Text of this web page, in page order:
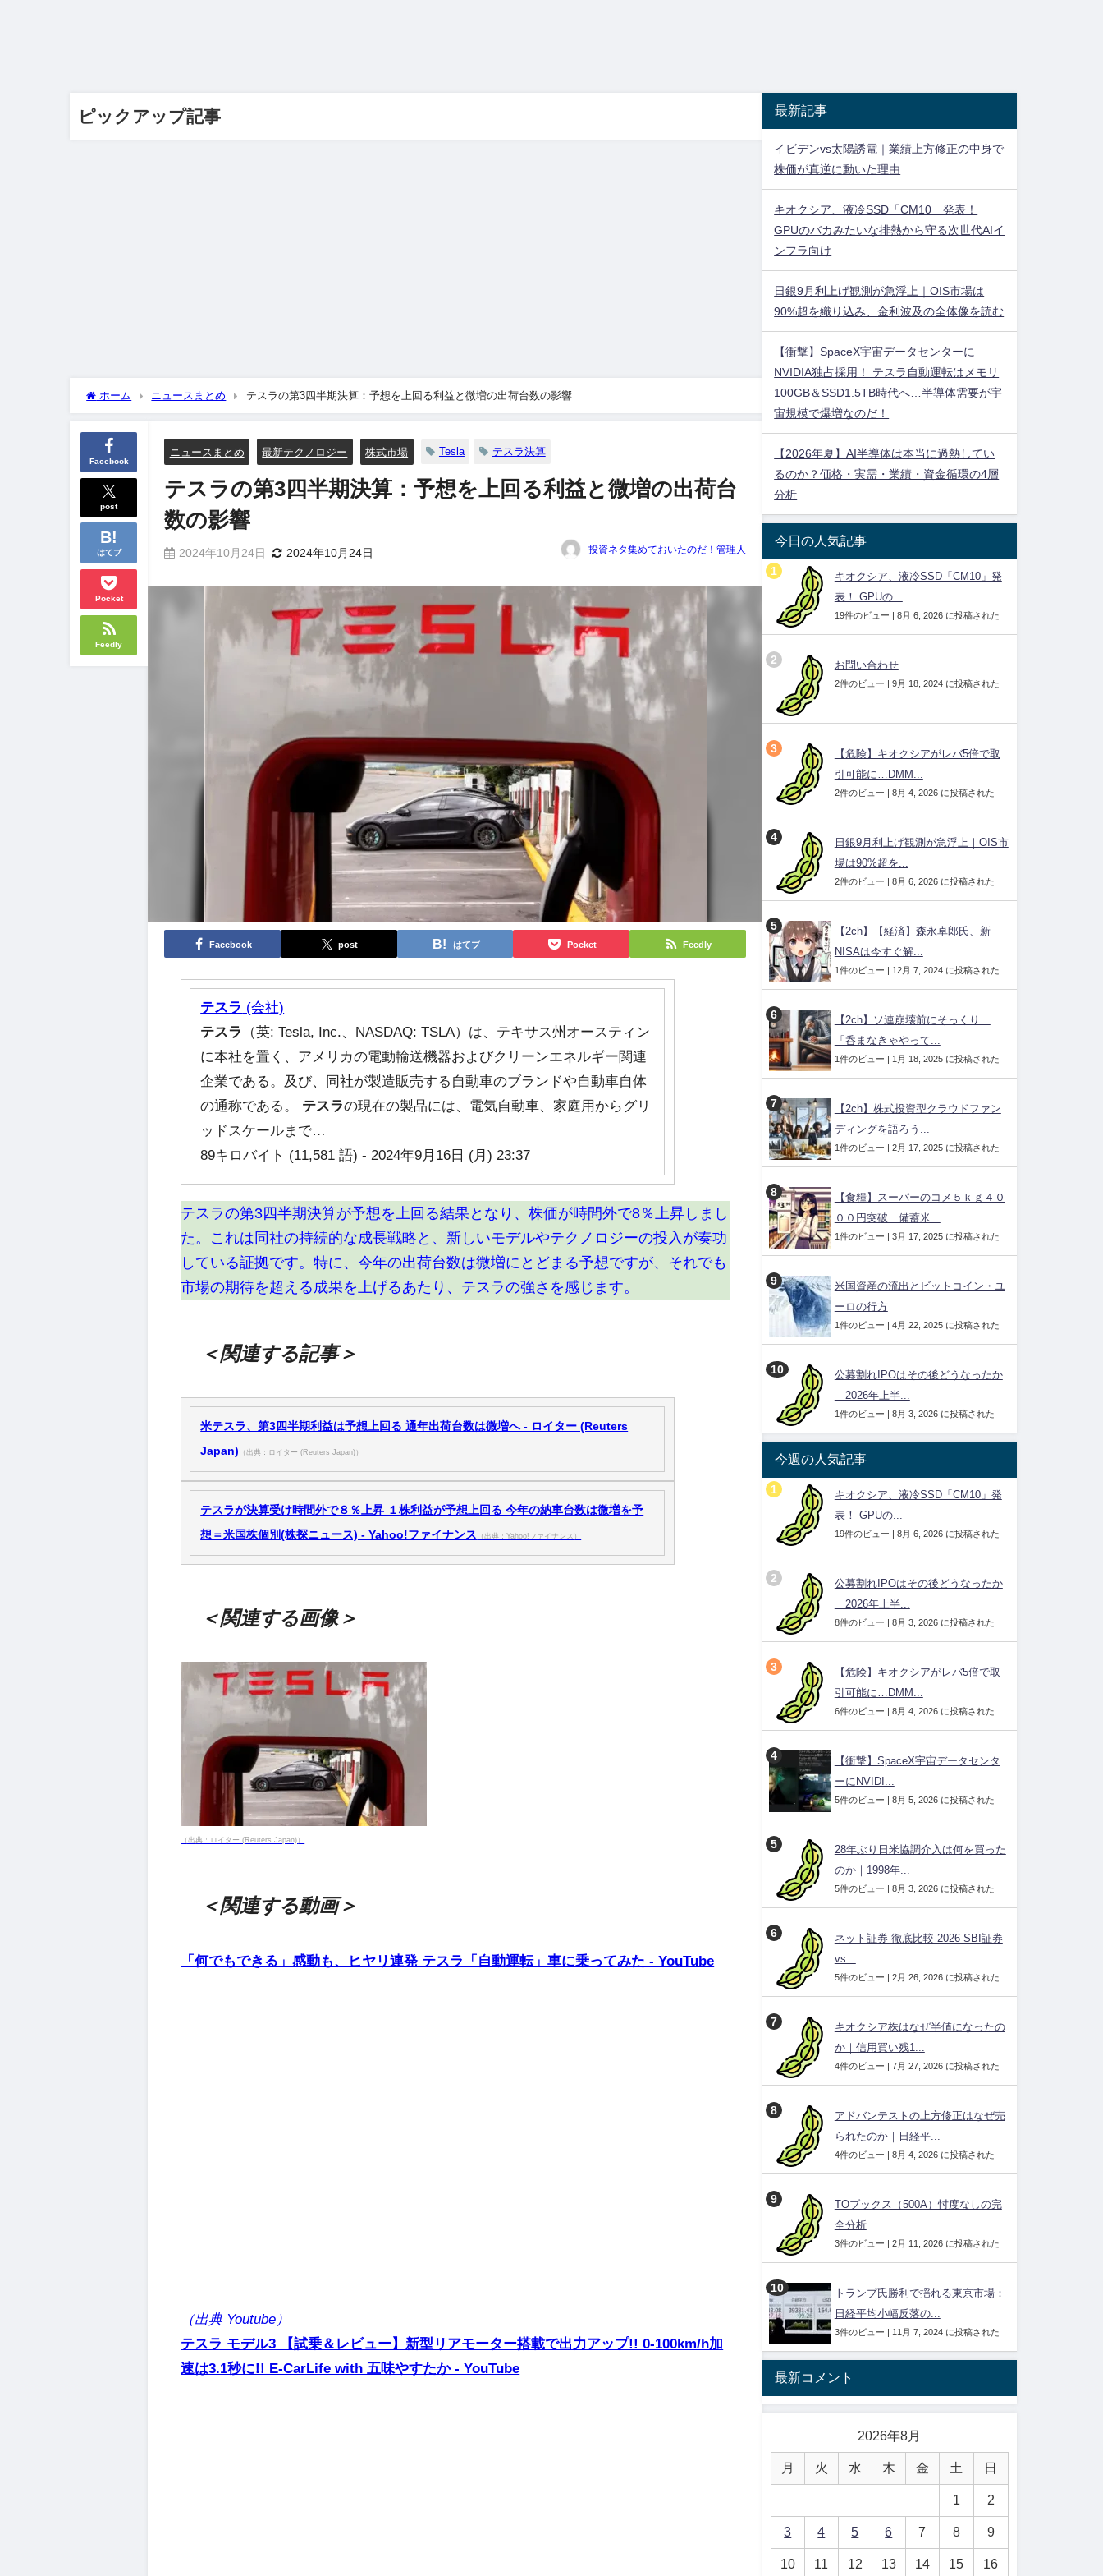
ピックアップ記事
ホーム ニュースまとめ テスラの第3四半期決算：予想を上回る利益と微増の出荷台数の影響
Facebook
post
はてブ
Pocket
Feedly
ニュースまとめ 最新テクノロジー 株式市場 Tesla テスラ決算
テスラの第3四半期決算：予想を上回る利益と微増の出荷台
数の影響
2024年10月24日 2024年10月24日 投資ネタ集めておいたのだ！管理人
Facebook post はてブ Pocket Feedly
テスラ (会社)
テスラ
（英: Tesla, Inc.、NASDAQ: TSLA）は、テキサス州オースティン
に本社を置く、アメリカの電動輸送機器およびクリーンエネルギー関連
企業である。及び、同社が製造販売する自動車のブランドや自動車自体
の通称である。 テスラの現在の製品には、電気自動車、家庭用からグリ
ッドスケールまで…
89キロバイト (11,581 語) - 2024年9月16日 (月) 23:37
テスラの第3四半期決算が予想を上回る結果となり、株価が時間外で8％上昇しまし
た。これは同社の持続的な成長戦略と、新しいモデルやテクノロジーの投入が奏功
している証拠です。特に、今年の出荷台数は微増にとどまる予想ですが、それでも
市場の期待を超える成果を上げるあたり、テスラの強さを感じます。
＜関連する記事＞
米テスラ、第3四半期利益は予想上回る 通年出荷台数は微増へ - ロイター (Reuters
Japan)
（出典：ロイター (Reuters Japan)）
テスラが決算受け時間外で８％上昇 １株利益が予想上回る 今年の納車台数は微増を予
想＝米国株個別(株探ニュース) - Yahoo!ファイナンス
（出典：Yahoo!ファイナンス）
＜関連する画像＞
（出典：ロイター (Reuters Japan)）
＜関連する動画＞
「何でもできる」感動も、ヒヤリ連発 テスラ「自動運転」車に乗ってみた - YouTube
（出典 Youtube）
テスラ モデル3 【試乗＆レビュー】新型リアモーター搭載で出力アップ!! 0-100km/h加
速は3.1秒に!! E-CarLife with 五味やすたか - YouTube
最新記事
イビデンvs太陽誘電｜業績上方修正の中身で
株価が真逆に動いた理由
キオクシア、液冷SSD「CM10」発表！
GPUのバカみたいな排熱から守る次世代AIイ
ンフラ向け
日銀9月利上げ観測が急浮上｜OIS市場は
90%超を織り込み、金利波及の全体像を読む
【衝撃】SpaceX宇宙データセンターに
NVIDIA独占採用！ テスラ自動運転はメモリ
100GB＆SSD1.5TB時代へ…半導体需要が宇
宙規模で爆増なのだ！
【2026年夏】AI半導体は本当に過熱してい
るのか？価格・実需・業績・資金循環の4層
分析
今日の人気記事
キオクシア、液冷SSD「CM10」発
表！ GPUの...
19件のビュー | 8月 6, 2026 に投稿された
お問い合わせ
2件のビュー | 9月 18, 2024 に投稿された
【危険】キオクシアがレバ5倍で取
引可能に…DMM...
2件のビュー | 8月 4, 2026 に投稿された
日銀9月利上げ観測が急浮上｜OIS市
場は90%超を...
2件のビュー | 8月 6, 2026 に投稿された
【2ch】【経済】森永卓郎氏、新
NISAは今すぐ解...
1件のビュー | 12月 7, 2024 に投稿された
【2ch】ソ連崩壊前にそっくり…
「呑まなきゃやって...
1件のビュー | 1月 18, 2025 に投稿された
【2ch】株式投資型クラウドファン
ディングを語ろう...
1件のビュー | 2月 17, 2025 に投稿された
【食糧】スーパーのコメ５ｋｇ４０
００円突破 備蓄米...
1件のビュー | 3月 17, 2025 に投稿された
米国資産の流出とビットコイン・ユ
ーロの行方
1件のビュー | 4月 22, 2025 に投稿された
公募割れIPOはその後どうなったか
｜2026年上半...
1件のビュー | 8月 3, 2026 に投稿された
今週の人気記事
キオクシア、液冷SSD「CM10」発
表！ GPUの...
19件のビュー | 8月 6, 2026 に投稿された
公募割れIPOはその後どうなったか
｜2026年上半...
8件のビュー | 8月 3, 2026 に投稿された
【危険】キオクシアがレバ5倍で取
引可能に…DMM...
6件のビュー | 8月 4, 2026 に投稿された
【衝撃】SpaceX宇宙データセンタ
ーにNVIDI...
5件のビュー | 8月 5, 2026 に投稿された
28年ぶり日米協調介入は何を買った
のか｜1998年...
5件のビュー | 8月 3, 2026 に投稿された
ネット証券 徹底比較 2026 SBI証券
vs...
5件のビュー | 2月 26, 2026 に投稿された
キオクシア株はなぜ半値になったの
か｜信用買い残1...
4件のビュー | 7月 27, 2026 に投稿された
アドバンテストの上方修正はなぜ売
られたのか｜日経平...
4件のビュー | 8月 4, 2026 に投稿された
TOブックス（500A）忖度なしの完
全分析
3件のビュー | 2月 11, 2026 に投稿された
トランプ氏勝利で揺れる東京市場：
日経平均小幅反落の...
3件のビュー | 11月 7, 2024 に投稿された
最新コメント
2026年8月
月 火 水 木 金 土 日
1 2
3 4 5 6 7 8 9
10 11 12 13 14 15 16